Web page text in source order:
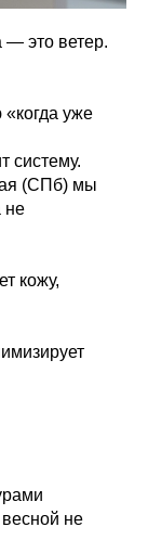
— это ветер.
уже
систему.
(СПб) мы
не
кожу,
не